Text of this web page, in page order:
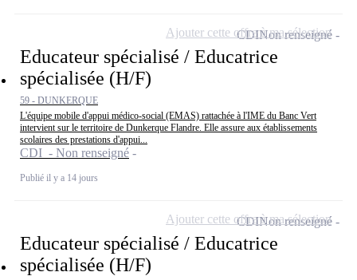
Educateur spécialisé / Educatrice
spécialisée (H/F)
59 - DUNKERQUE
L'équipe mobile d'appui médico-social (EMAS) rattachée à l'IME du Banc Vert
intervient sur le territoire de Dunkerque Flandre. Elle assure aux établissements
scolaires des prestations d'appui...
CDI - Non renseigné
Publié il y a 14 jours
CDINon renseigné
Ajouter cette offre à ma sélection
Educateur spécialisé / Educatrice
spécialisée (H/F)
CDINon renseigné
Ajouter cette offre à ma sélection